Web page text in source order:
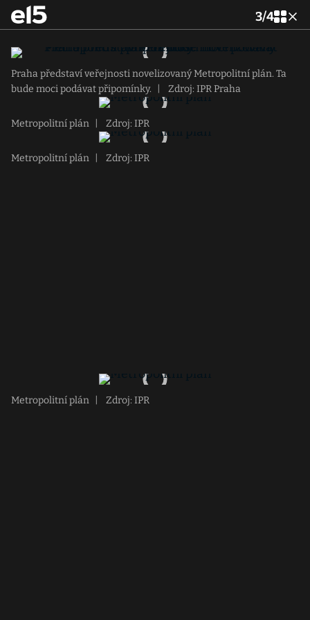
3/4
Praha představí veřejnosti novelizovaný Metropolitní plán. Ta
bude moci podávat připomínky.
Zdroj: IPR Praha
Metropolitní plán Zdroj: IPR
Metropolitní plán Zdroj: IPR
Metropolitní plán Zdroj: IPR